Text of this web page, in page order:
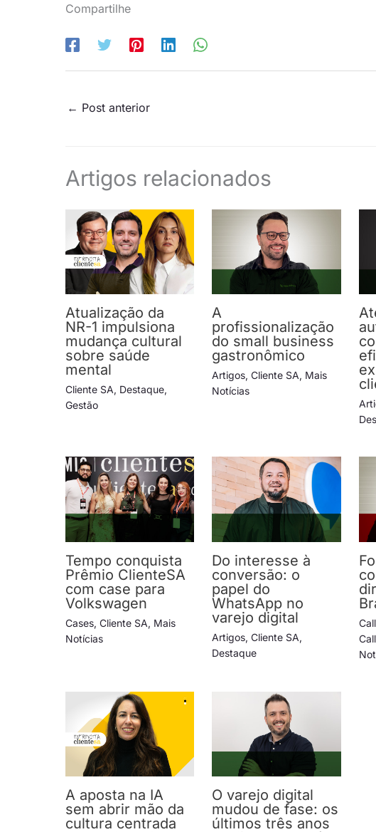
Compartilhe
← Post anterior
Artigos relacionados
Atualização da
NR-1 impulsiona
mudança cultural
sobre saúde
mental
Cliente SA, Destaque,
Gestão
A
profissionalização
do small business
gastronômico
Artigos,Cliente SA, Mais
Notícias
Tempo conquista
Prêmio ClienteSA
com case para
Volkswagen
Cases, Cliente SA, Mais
Notícias
Do interesse à
conversão: o
papel do
WhatsApp no
varejo digital
Artigos,Cliente SA,
Destaque
A aposta na IA
sem abrir mão da
cultura centrada
O varejo digital
mudou de fase: os
últimos três anos